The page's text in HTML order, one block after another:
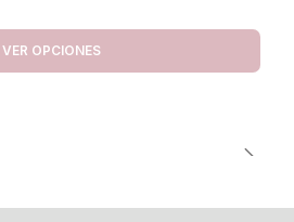
VER OPCIONES